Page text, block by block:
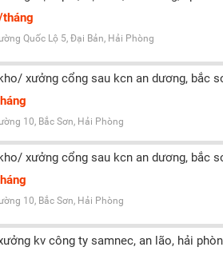
Quốc Lộ 5, Đại Bản, Hải Phòng
xưởng cổng sau kcn an dương, bắc
10, Bắc Sơn, Hải Phòng
xưởng cổng sau kcn an dương, bắc
10, Bắc Sơn, Hải Phòng
kv công ty samnec, an lão, hải